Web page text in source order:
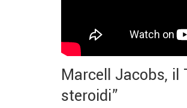
Marcell Jacobs, il
steroidi”